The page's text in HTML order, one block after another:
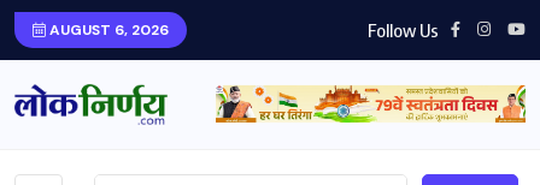
AUGUST 6, 2026 Follow Us